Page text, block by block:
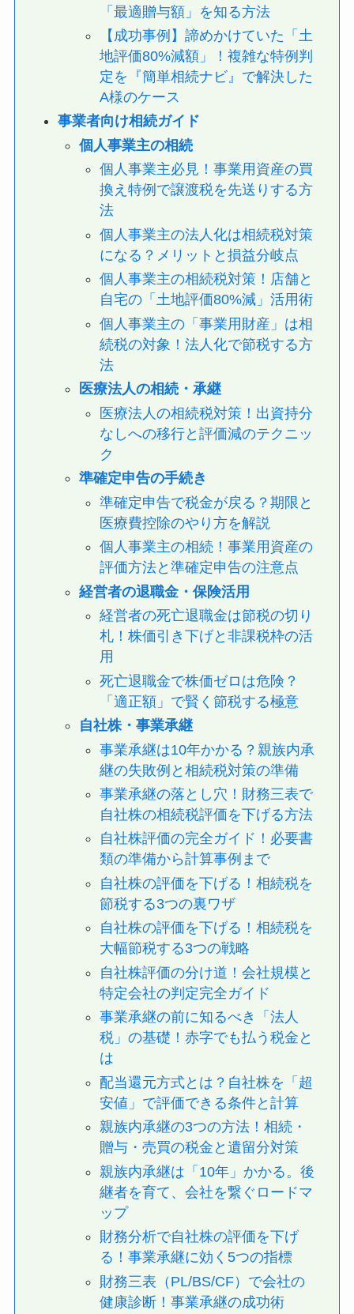
「最適贈与額」を知る方法
【成功事例】諦めかけていた「土
地評価80%減額」！複雑な特例判
定を『簡単相続ナビ』で解決した
A様のケース
事業者向け相続ガイド
個人事業主の相続
個人事業主必見！事業用資産の買
換え特例で譲渡税を先送りする方
法
個人事業主の法人化は相続税対策
になる？メリットと損益分岐点
個人事業主の相続税対策！店舗と
自宅の「土地評価80%減」活用術
個人事業主の「事業用財産」は相
続税の対象！法人化で節税する方
法
医療法人の相続・承継
医療法人の相続税対策！出資持分
なしへの移行と評価減のテクニッ
ク
準確定申告の手続き
準確定申告で税金が戻る？期限と
医療費控除のやり方を解説
個人事業主の相続！事業用資産の
評価方法と準確定申告の注意点
経営者の退職金・保険活用
経営者の死亡退職金は節税の切り
札！株価引き下げと非課税枠の活
用
死亡退職金で株価ゼロは危険？
「適正額」で賢く節税する極意
自社株・事業承継
事業承継は10年かかる？親族内承
継の失敗例と相続税対策の準備
事業承継の落とし穴！財務三表で
自社株の相続税評価を下げる方法
自社株評価の完全ガイド！必要書
類の準備から計算事例まで
自社株の評価を下げる！相続税を
節税する3つの裏ワザ
自社株の評価を下げる！相続税を
大幅節税する3つの戦略
自社株評価の分け道！会社規模と
特定会社の判定完全ガイド
事業承継の前に知るべき「法人
税」の基礎！赤字でも払う税金と
は
配当還元方式とは？自社株を「超
安値」で評価できる条件と計算
親族内承継の3つの方法！相続・
贈与・売買の税金と遺留分対策
親族内承継は「10年」かかる。後
継者を育て、会社を繋ぐロードマ
ップ
財務分析で自社株の評価を下げ
る！事業承継に効く5つの指標
財務三表（PL/BS/CF）で会社の
健康診断！事業承継の成功術